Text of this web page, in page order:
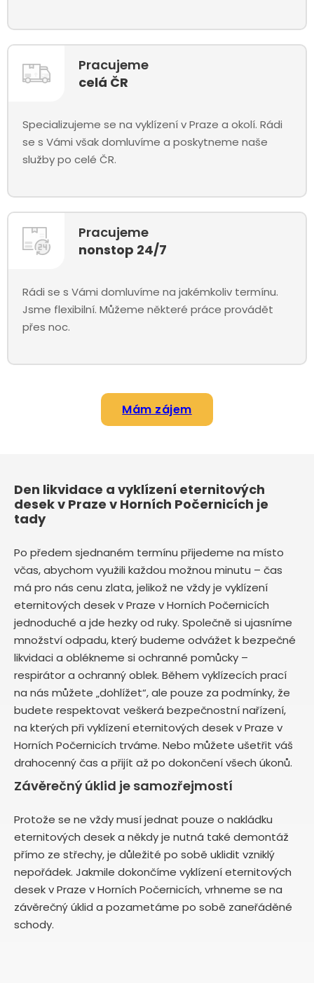
Pracujeme
celá ČR
Specializujeme se na vyklízení v Praze a okolí. Rádi
se s Vámi však domluvíme a poskytneme naše
služby po celé ČR.
Pracujeme
nonstop 24/7
Rádi se s Vámi domluvíme na jakémkoliv termínu.
Jsme flexibilní. Můžeme některé práce provádět
přes noc.
Mám zájem
Den likvidace a vyklízení eternitových
desek v Praze v Horních Počernicích je
tady
Po předem sjednaném termínu přijedeme na místo
včas, abychom využili každou možnou minutu – čas
má pro nás cenu zlata, jelikož ne vždy je vyklízení
eternitových desek v Praze v Horních Počernicích
jednoduché a jde hezky od ruky. Společně si ujasníme
množství odpadu, který budeme odvážet k bezpečné
likvidaci a oblékneme si ochranné pomůcky –
respirátor a ochranný oblek. Během vyklízecích prací
na nás můžete „dohlížet“, ale pouze za podmínky, že
budete respektovat veškerá bezpečnostní nařízení,
na kterých při vyklízení eternitových desek v Praze v
Horních Počernicích trváme. Nebo můžete ušetřit váš
drahocenný čas a přijít až po dokončení všech úkonů.
Závěrečný úklid je samozřejmostí
Protože se ne vždy musí jednat pouze o nakládku
eternitových desek a někdy je nutná také demontáž
přímo ze střechy, je důležité po sobě uklidit vzniklý
nepořádek. Jakmile dokončíme vyklízení eternitových
desek v Praze v Horních Počernicích, vrhneme se na
závěrečný úklid a pozametáme po sobě zaneřáděné
schody.